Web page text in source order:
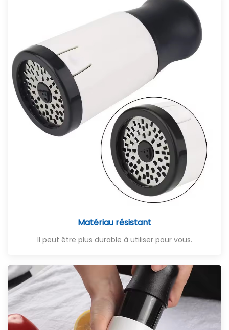
Matériau résistant
Il peut être plus durable à utiliser pour vous.